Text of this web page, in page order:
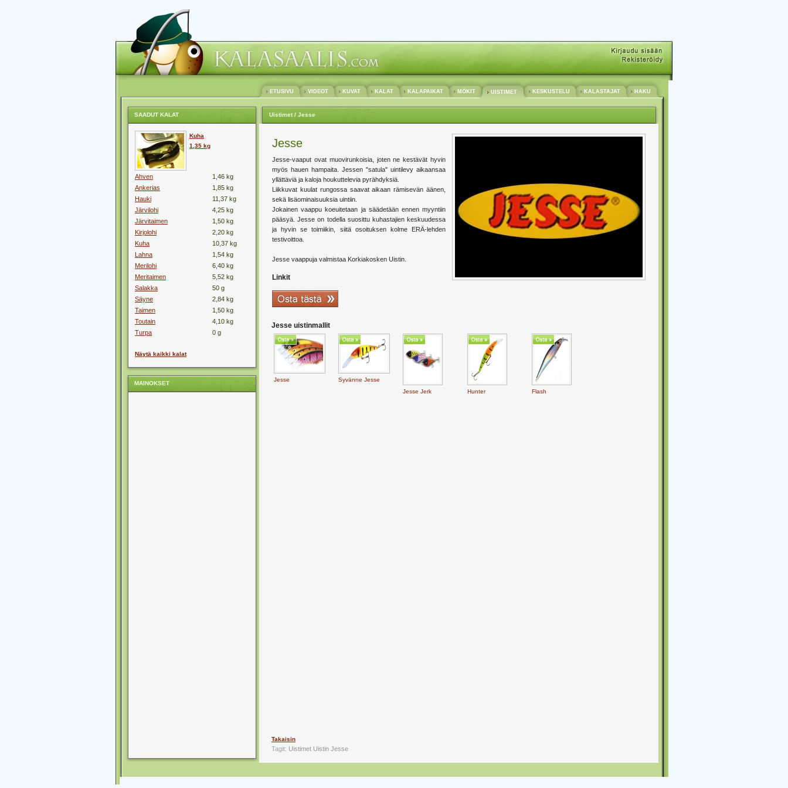
ETUSIVU VIDEOT KUVAT KALAT KALAPAIKAT MÖKIT UISTIMET KESKUSTELU KALASTAJAT HAKU
SAADUT KALAT
Kuha
1,35 kg
Ahven
1,46 kg
Ankerias
1,85 kg
Hauki
11,37 kg
Järvilohi
4,25 kg
Järvitaimen
1,50 kg
Kirjolohi
2,20 kg
Kuha
10,37 kg
Lahna
1,54 kg
Merilohi
6,40 kg
Meritaimen
5,52 kg
Salakka
50 g
Säyne
2,84 kg
Taimen
1,50 kg
Toutain
4,10 kg
Turpa
0 g
Näytä kaikki kalat
MAINOKSET
Uistimet / Jesse
Jesse
Jesse-vaaput ovat muovirunkoisia, joten ne kestävät hyvin
myös hauen hampaita. Jessen "satula" uintilevy aikaansaa
yllättäviä ja kaloja houkuttelevia pyrähdyksiä.
Liikkuvat kuulat rungossa saavat aikaan rämisevän äänen,
sekä lisäominaisuuksia uintiin.
Jokainen vaappu koeuitetaan ja säädetään ennen myyntiin
pääsyä. Jesse on todella suosittu kuhastajien keskuudessa
ja hyvin se toimiikin, siitä osoituksen kolme ERÄ-lehden
testivoittoa.
Jesse vaappuja valmistaa Korkiakosken Uistin.
Linkit
Jesse uistinmallit
Jesse
Syvänne Jesse
Jesse Jerk
Hunter Flash
Takaisin
Tagit: Uistimet Uistin Jesse